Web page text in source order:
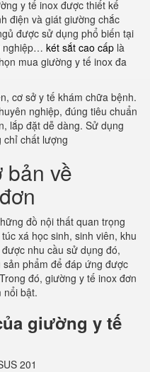
y tế inox được thiết kế
điện và giát giường chắc
được sử dụng phổ biến tại
nghiệp… két sắt cao cấp là
mua giường y tế inox đa
cơ sở y tế khám chữa bệnh.
nghiệp, đúng tiêu chuẩn
lắp đặt dễ dàng. Sử dụng
chỉ chất lượng
bản về
đồ nội thất quan trọng
xá học sinh, sinh viên, khu
nhu cầu sử dụng đó,
phẩm để đáp ứng được
đó, giường y tế inox đơn
nổi bật.
giường y tế
201